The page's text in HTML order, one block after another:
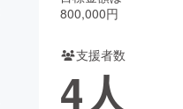
CAMPFIRE Creation
コミュニティ
800,000円
支援者数
4人